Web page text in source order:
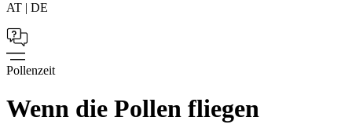
AT | DE
Pollenzeit
Wenn die Pollen fliegen